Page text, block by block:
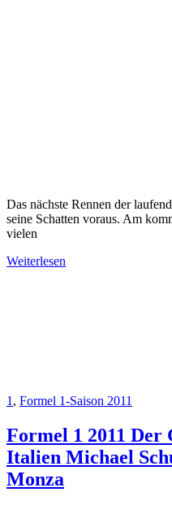
Das nächste Rennen der
seine Schatten voraus. Am
vielen
Weiterlesen
1 , Formel 1-Saison 2011
Formel 1 2011 Der
Italien Michael
Monza